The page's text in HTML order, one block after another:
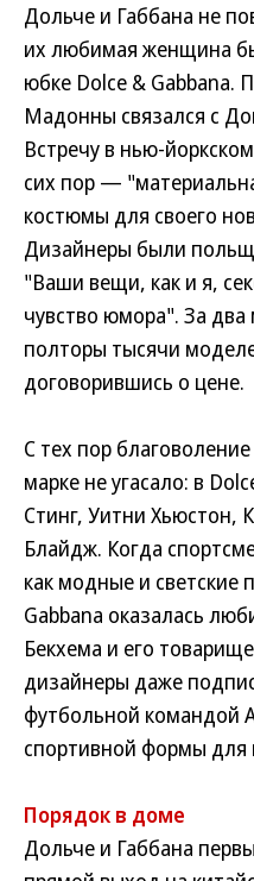
Дольче и Габбана не
их любимая женщина
юбке Dolce & Gabbana.
Мадонны связался с
Встречу в нью-
сих пор —
костюмы для своего
Дизайнеры были
"Ваши вещи, как и я,
чувство юмора". За
полторы тысячи
договорившись о цене.
С тех пор
марке не угасало: в
Стинг, Уитни
Блайдж. Когда
как модные и светские
Gabbana оказалась
Бекхема и его
дизайнеры даже
футбольной командой
спортивной формы для
Порядок в доме
Дольче и Габбана